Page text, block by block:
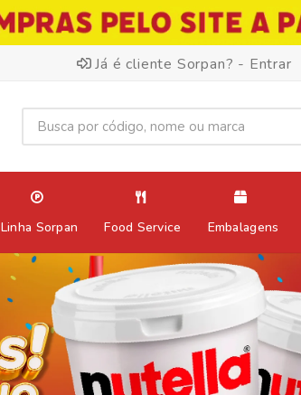
Já é cliente Sorpan? - Entrar
Linha Sorpan Food Service Embalagens